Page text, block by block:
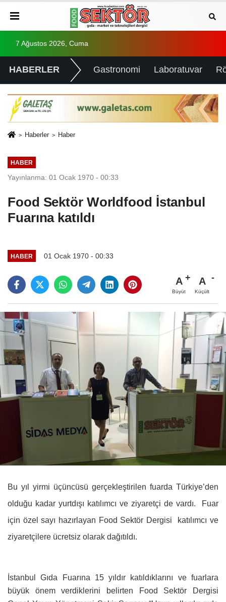
7 Ağustos 2026, Cuma
HABERLER Gastronomi Laboratuvar
Haberler Haber
HABER
Yayınlanma: 01 Ocak 1970 - 00:33
Food Sektör Worldfood İstanbul
Fuarına katıldı
HABER 01 Ocak 1970 - 00:33
A
Büyüt
A
Küçült
Bu yıl yirmi üçüncüsü gerçekleştirilen fuarda Türkiye’den
olduğu kadar yurtdışı katılımcı ve ziyaretçi de vardı. Fuar
için özel sayı hazırlayan Food Sektör Dergisi katılımcı ve
ziyaretçilere ücretsiz olarak dağıtıldı.
İstanbul Gıda Fuarına 15 yıldır katıldıklarını ve fuarlara
büyük önem verdiklerini belirten Food Sektör Dergisi